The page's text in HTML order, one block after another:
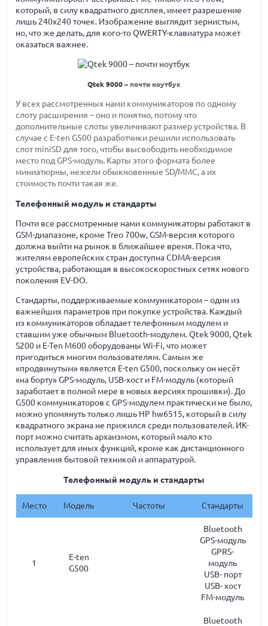
который, в силу квадратного дисплея, имеет разрешение
лишь 240х240 точек. Изображение выглядит зернистым,
но, что же делать, для кого-то QWERTY-клавиатура может
оказаться важнее.
Qtek 9000 – почти ноутбук
У всех рассмотренных нами коммуникаторов по одному
слоту расширения – оно и понятно, потому что
дополнительные слоты увеличивают размер устройства. В
случае с E-ten G500 разработчики решили использовать
слот miniSD для того, чтобы высвободить необходимое
место под GPS-модуль. Карты этого формата более
миниатюрны, нежели обыкновенные SD/MMC, а их
стоимость почти такая же.
Телефонный модуль и стандарты
Почти все рассмотренные нами коммуникаторы работают в
GSM-диапазоне, кроме Treo 700w, GSM-версия которого
должна выйти на рынок в ближайшее время. Пока что,
жителям европейских стран доступна CDMA-версия
устройства, работающая в высокоскоростных сетях нового
поколения EV-DO.
Стандарты, поддерживаемые коммуникатором – один из
важнейших параметров при покупке устройства. Каждый
из коммуникаторов обладает телефонным модулем и
ставшим уже обычным Bluetooth-модулем. Qtek 9000, Qtek
S200 и E-Ten M600 оборудованы Wi-Fi, что может
пригодиться многим пользователям. Самым же
«продвинутым» является E-ten G500, поскольку он несёт
«на борту» GPS-модуль, USB-хост и FM-модуль (который
заработает в полной мере в новых версиях прошивки). До
G500 коммуникаторов с GPS-модулем практически не было,
можно упомянуть только лишь HP hw6515, который в силу
квадратного экрана не прижился среди пользователей. ИК-
порт можно считать архаизмом, который мало кто
использует для иных функций, кроме как дистанционного
управления бытовой техникой и аппаратурой.
Телефонный модуль и стандарты
Место Модель Частоты Стандарты
1
E-ten
G500
Bluetooth
GPS-модуль
GPRS-
модуль
USB- порт
USB- хост
FM-модуль
Bluetooth